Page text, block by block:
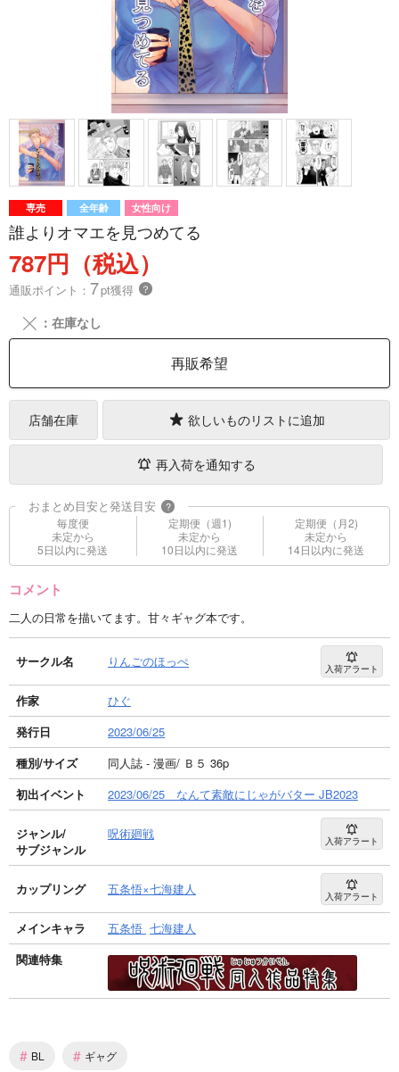
専売 全年齢 女性向け
誰よりオマエを見つめてる
787円（税込）
通販ポイント： 7pt獲得 ？
╳ ：在庫なし
再販希望
店舗在庫 欲しいものリストに追加
再入荷を通知する
おまとめ目安と発送目安 ?
毎度便
未定から
5日以内に発送
定期便（週1)
未定から
10日以内に発送
定期便（月2)
未定から
14日以内に発送
コメント
二人の日常を描いてます。甘々ギャグ本です。
サークル名 りんごのほっぺ 入荷アラート
作家
ひぐ
発行日
2023/06/25
種別/サイズ
同人誌 - 漫画/ Ｂ５ 36p
初出イベント
2023/06/25 なんて素敵にじゃがバター JB2023
ジャンル/
サブジャンル
呪術廻戦 入荷アラート
カップリング 五条悟×七海建人 入荷アラート
メインキャラ 五条悟 七海建人
関連特集
# BL # ギャグ